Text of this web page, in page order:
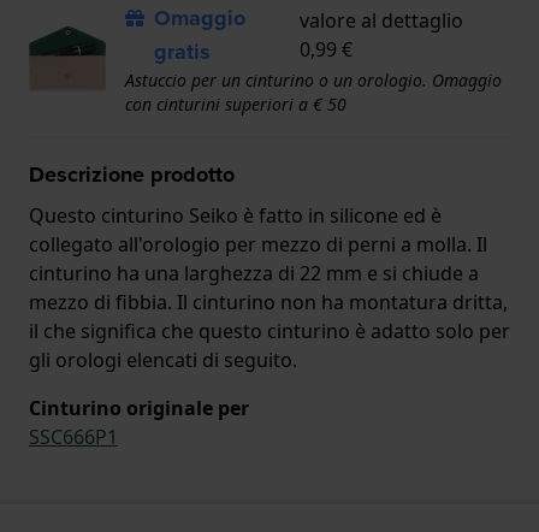
Omaggio
gratis
valore al dettaglio
0,99 €
Astuccio per un cinturino o un orologio. Omaggio
con cinturini superiori a € 50
Descrizione prodotto
Questo cinturino Seiko è fatto in silicone ed è
collegato all'orologio per mezzo di perni a molla. Il
cinturino ha una larghezza di 22 mm e si chiude a
mezzo di fibbia. Il cinturino non ha montatura dritta,
il che significa che questo cinturino è adatto solo per
gli orologi elencati di seguito.
Cinturino originale per
SSC666P1